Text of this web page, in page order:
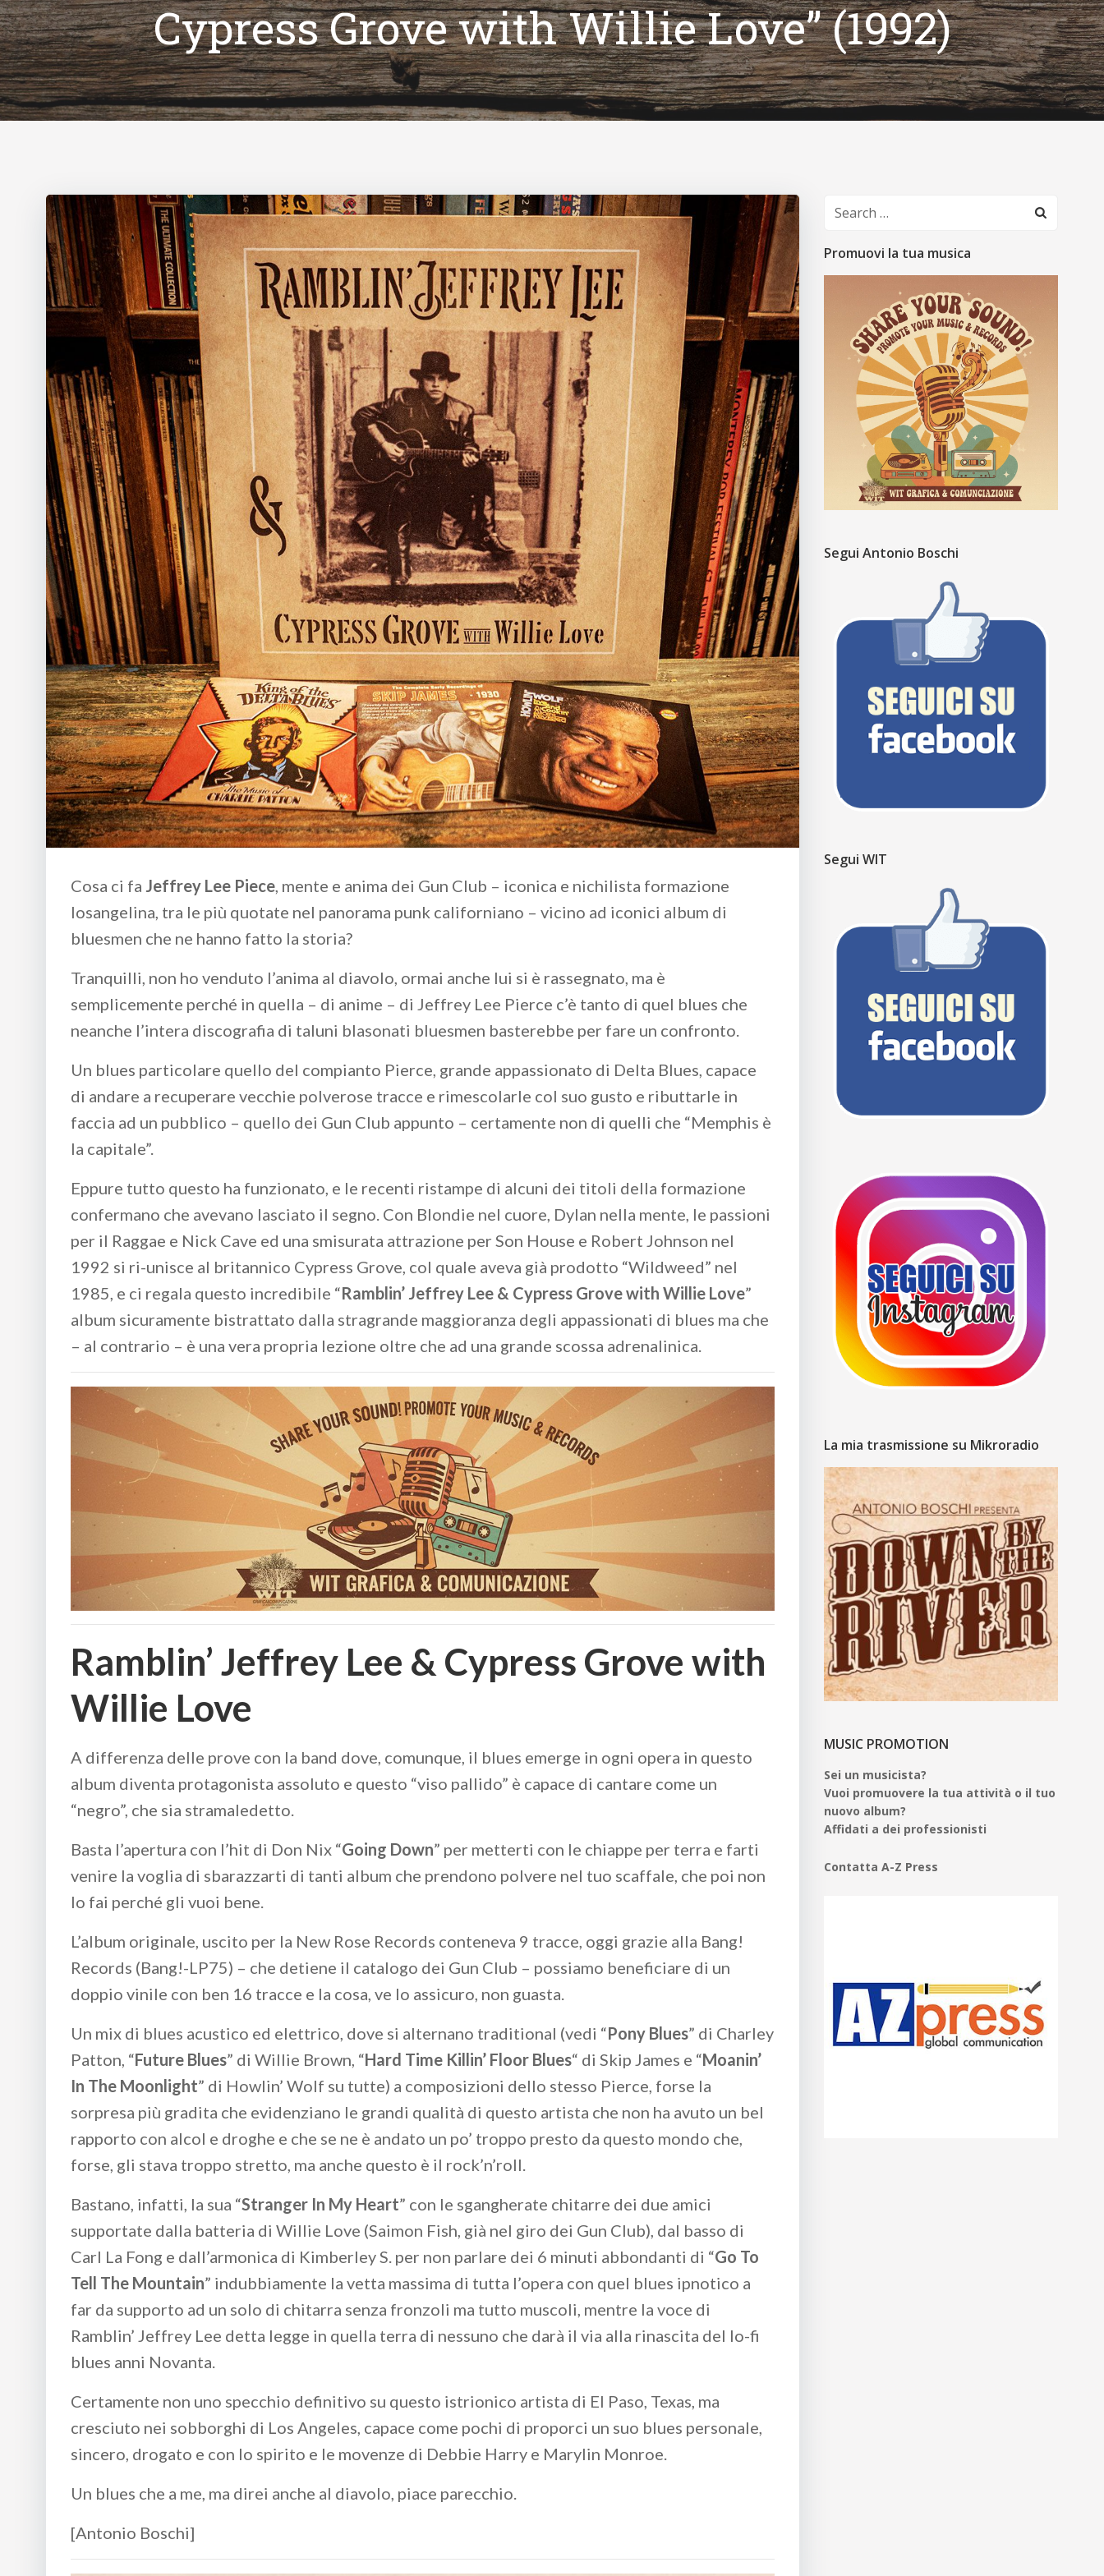
Cypress Grove with Willie Love” (1992)
Cosa ci fa Jeffrey Lee Piece, mente e anima dei Gun Club – iconica e nichilista formazione
losangelina, tra le più quotate nel panorama punk californiano – vicino ad iconici album di
bluesmen che ne hanno fatto la storia?
Tranquilli, non ho venduto l’anima al diavolo, ormai anche lui si è rassegnato, ma è
semplicemente perché in quella – di anime – di Jeffrey Lee Pierce c’è tanto di quel blues che
neanche l’intera discografia di taluni blasonati bluesmen basterebbe per fare un confronto.
Un blues particolare quello del compianto Pierce, grande appassionato di Delta Blues, capace
di andare a recuperare vecchie polverose tracce e rimescolarle col suo gusto e ributtarle in
faccia ad un pubblico – quello dei Gun Club appunto – certamente non di quelli che “Memphis è
la capitale”.
Eppure tutto questo ha funzionato, e le recenti ristampe di alcuni dei titoli della formazione
confermano che avevano lasciato il segno. Con Blondie nel cuore, Dylan nella mente, le passioni
per il Raggae e Nick Cave ed una smisurata attrazione per Son House e Robert Johnson nel
1992 si ri-unisce al britannico Cypress Grove, col quale aveva già prodotto “Wildweed” nel
1985, e ci regala questo incredibile “Ramblin’ Jeffrey Lee & Cypress Grove with Willie Love”
album sicuramente bistrattato dalla stragrande maggioranza degli appassionati di blues ma che
– al contrario – è una vera propria lezione oltre che ad una grande scossa adrenalinica.
Ramblin’ Jeffrey Lee & Cypress Grove with
Willie Love
A differenza delle prove con la band dove, comunque, il blues emerge in ogni opera in questo
album diventa protagonista assoluto e questo “viso pallido” è capace di cantare come un
“negro”, che sia stramaledetto.
Basta l’apertura con l’hit di Don Nix “Going Down” per metterti con le chiappe per terra e farti
venire la voglia di sbarazzarti di tanti album che prendono polvere nel tuo scaffale, che poi non
lo fai perché gli vuoi bene.
L’album originale, uscito per la New Rose Records conteneva 9 tracce, oggi grazie alla Bang!
Records (Bang!-LP75) – che detiene il catalogo dei Gun Club – possiamo beneficiare di un
doppio vinile con ben 16 tracce e la cosa, ve lo assicuro, non guasta.
Un mix di blues acustico ed elettrico, dove si alternano traditional (vedi “Pony Blues” di Charley
Patton, “Future Blues” di Willie Brown, “Hard Time Killin’ Floor Blues“ di Skip James e “Moanin’
In The Moonlight” di Howlin’ Wolf su tutte) a composizioni dello stesso Pierce, forse la
sorpresa più gradita che evidenziano le grandi qualità di questo artista che non ha avuto un bel
rapporto con alcol e droghe e che se ne è andato un po’ troppo presto da questo mondo che,
forse, gli stava troppo stretto, ma anche questo è il rock’n’roll.
Bastano, infatti, la sua “Stranger In My Heart” con le sgangherate chitarre dei due amici
supportate dalla batteria di Willie Love (Saimon Fish, già nel giro dei Gun Club), dal basso di
Carl La Fong e dall’armonica di Kimberley S. per non parlare dei 6 minuti abbondanti di “Go To
Tell The Mountain” indubbiamente la vetta massima di tutta l’opera con quel blues ipnotico a
far da supporto ad un solo di chitarra senza fronzoli ma tutto muscoli, mentre la voce di
Ramblin’ Jeffrey Lee detta legge in quella terra di nessuno che darà il via alla rinascita del lo-fi
blues anni Novanta.
Certamente non uno specchio definitivo su questo istrionico artista di El Paso, Texas, ma
cresciuto nei sobborghi di Los Angeles, capace come pochi di proporci un suo blues personale,
sincero, drogato e con lo spirito e le movenze di Debbie Harry e Marylin Monroe.
Un blues che a me, ma direi anche al diavolo, piace parecchio.
[Antonio Boschi]
Search
Promuovi la tua musica
Segui Antonio Boschi
Segui WIT
La mia trasmissione su Mikroradio
MUSIC PROMOTION
Sei un musicista?
Vuoi promuovere la tua attività o il tuo
nuovo album?
Affidati a dei professionisti
Contatta A-Z Press